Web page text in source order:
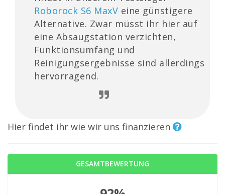
Roborock S6 MaxV eine günstigere
Alternative. Zwar müsst ihr hier auf
eine Absaugstation verzichten,
Funktionsumfang und
Reinigungsergebnisse sind allerdings
hervorragend.
Hier findet ihr wie wir uns finanzieren
GESAMTBEWERTUNG